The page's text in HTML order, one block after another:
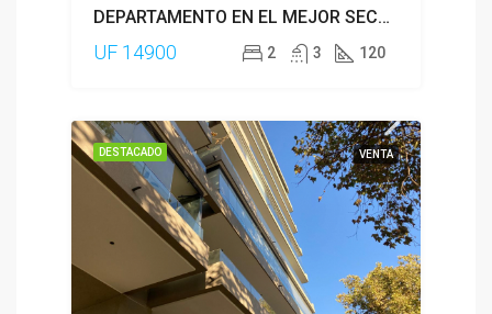
DEPARTAMENTO EN EL MEJOR SECTOR DE JARDIN DEL ESTE
UF 14900 2 3 120
DESTACADO VENTA